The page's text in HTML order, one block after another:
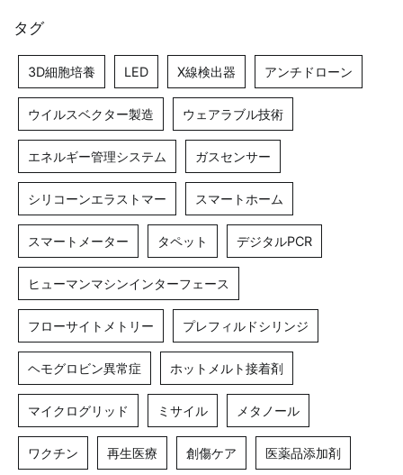
タグ
3D細胞培養 LED X線検出器 アンチドローン
ウイルスベクター製造 ウェアラブル技術
エネルギー管理システム ガスセンサー
シリコーンエラストマー スマートホーム
スマートメーター タペット デジタルPCR
ヒューマンマシンインターフェース
フローサイトメトリー プレフィルドシリンジ
ヘモグロビン異常症 ホットメルト接着剤
マイクログリッド ミサイル メタノール
ワクチン 再生医療 創傷ケア 医薬品添加剤